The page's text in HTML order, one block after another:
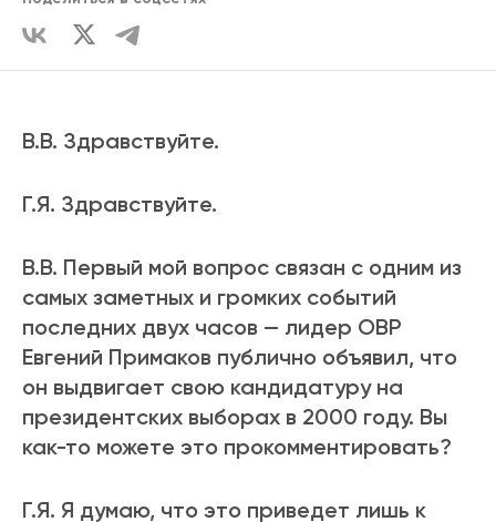
В.В. Здравствуйте.
Г.Я. Здравствуйте.
В.В. Первый мой вопрос связан с одним из
самых заметных и громких событий
последних двух часов — лидер ОВР
Евгений Примаков публично объявил, что
он выдвигает свою кандидатуру на
президентских выборах в 2000 году. Вы
как-то можете это прокомментировать?
Г.Я. Я думаю, что это приведет лишь к